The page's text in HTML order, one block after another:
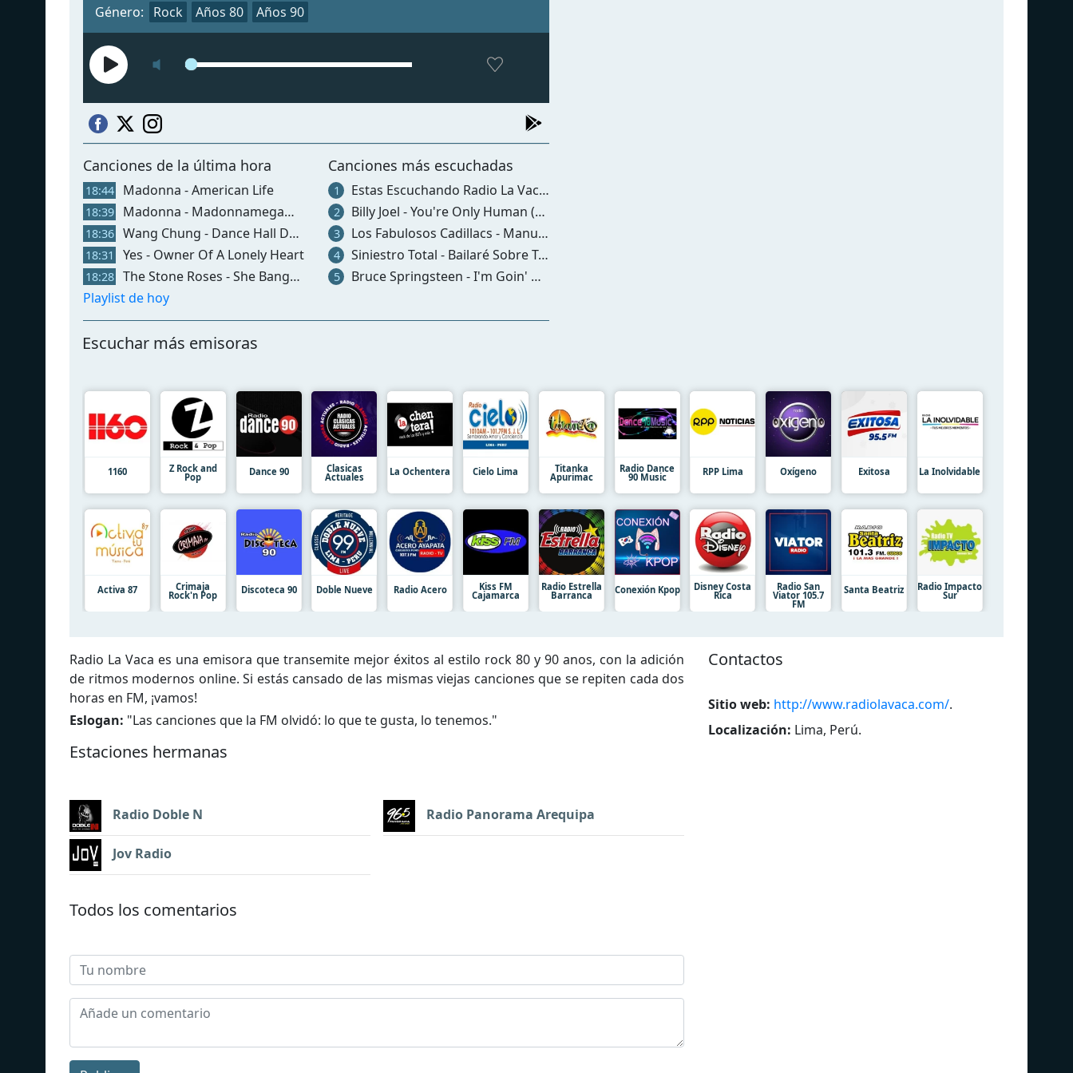
Género: Rock Años 80 Años 90
Canciones de la última hora
18:44 Madonna - American Life
18:39 Madonna - Madonnamegamix
18:36 Wang Chung - Dance Hall Days
18:31 Yes - Owner Of A Lonely Heart
18:28
The Stone Roses - She Bangs The Drums
Playlist de hoy
Canciones más escuchadas
1 Estas Escuchando Radio La Vaca - M
2 Billy Joel - You're Only Human (second Wind)
3 Los Fabulosos Cadillacs - Manuel Santillán, El León
4 Siniestro Total - Bailaré Sobre Tu Tumba
5 Bruce Springsteen - I'm Goin' Down
Escuchar más emisoras
1160 Z Rock and
Pop Dance 90 Clasicas
Actuales La Ochentera Cielo Lima Titanka
Apurimac
Radio Dance
90 Music RPP Lima Oxígeno Exitosa La Inolvidable
Activa 87 Crimaja
Rock'n Pop Discoteca 90 Doble Nueve Radio Acero Kiss FM
Cajamarca
Radio Estrella
Barranca Conexión Kpop Disney Costa
Rica
Radio San
Viator 105.7
FM
Santa Beatriz Radio Impacto
Sur
Radio La Vaca es una emisora que transemite mejor éxitos al estilo rock 80 y 90 anos, con la adición
de ritmos modernos online. Si estás cansado de las mismas viejas canciones que se repiten cada dos
horas en FM, ¡vamos!
Eslogan: "Las canciones que la FM olvidó: lo que te gusta, lo tenemos."
Estaciones hermanas
Radio Doble N
Jov Radio
Radio Panorama Arequipa
Contactos
Sitio web: http://www.radiolavaca.com/.
Localización: Lima, Perú.
Todos los comentarios